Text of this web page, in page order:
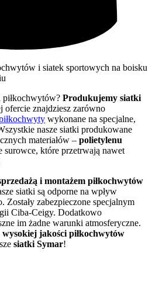
piłkochwytów? Produkujemy siatki
ofercie znajdziesz zarówno
wykonane na specjalne,
nasze siatki produkowane
materiałów – polietylenu
surowce, które przetrwają nawet
i montażem piłkochwytów
siatki są odporne na wpływ
Zostały zabezpieczone specjalnym
Ciba-Ceigy. Dodatkowo
im żadne warunki atmosferyczne.
wysokiej jakości piłkochwytów
siatki Symar!